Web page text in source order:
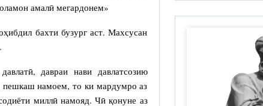
амалӣ мегардонем»
бахти бузург аст. Махсусан
давраи нави давлатсозию
пешкаш намоем, то ки мардумро аз
миллӣ намояд. Чӣ қонуне аз